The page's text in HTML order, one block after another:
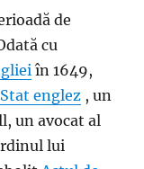
de
cu
în 1649,
englez , un
un avocat al
lui